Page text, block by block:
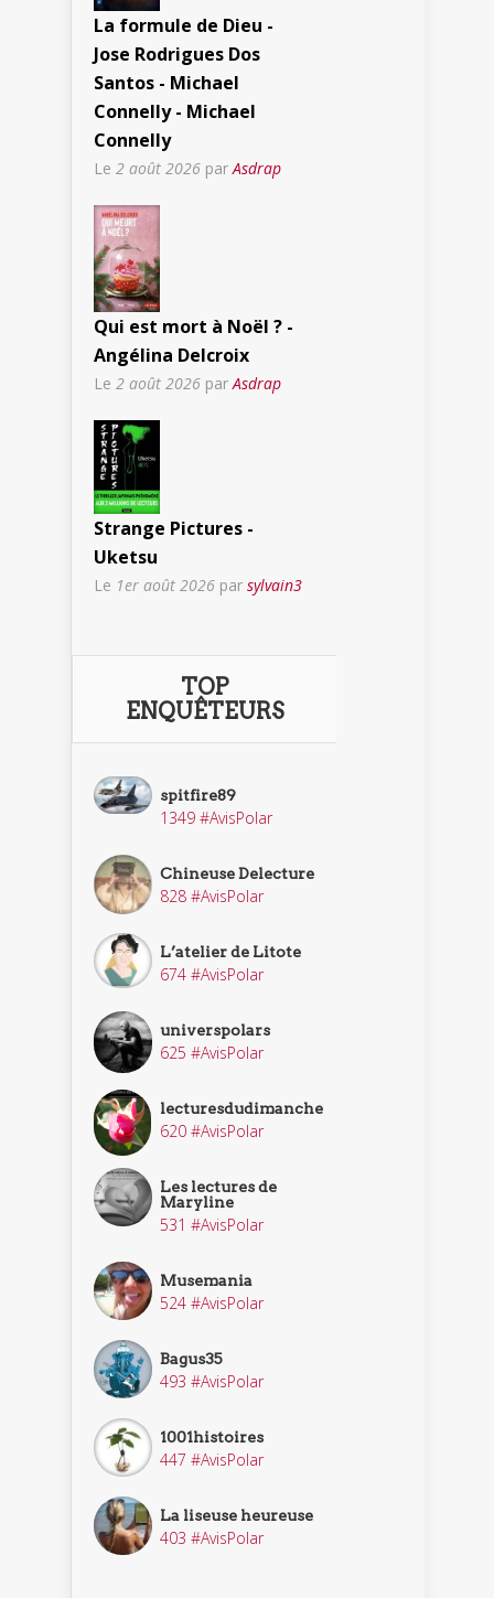
La formule de Dieu -
Jose Rodrigues Dos
Santos - Michael
Connelly - Michael
Connelly
Le 2 août 2026 parAsdrap
Qui est mort à Noël ? -
Angélina Delcroix
Le 2 août 2026 par Asdrap
Strange Pictures -
Uketsu
Le 1er août 2026 par sylvain3
TOP
ENQUÊTEURS
spitfire89
1349 #AvisPolar
Chineuse Delecture
828 #AvisPolar
L’atelier de Litote
674 #AvisPolar
universpolars
625 #AvisPolar
lecturesdudimanche
620 #AvisPolar
Les lectures de
Maryline
531 #AvisPolar
Musemania
524 #AvisPolar
Bagus35
493 #AvisPolar
1001histoires
447 #AvisPolar
La liseuse heureuse
403 #AvisPolar